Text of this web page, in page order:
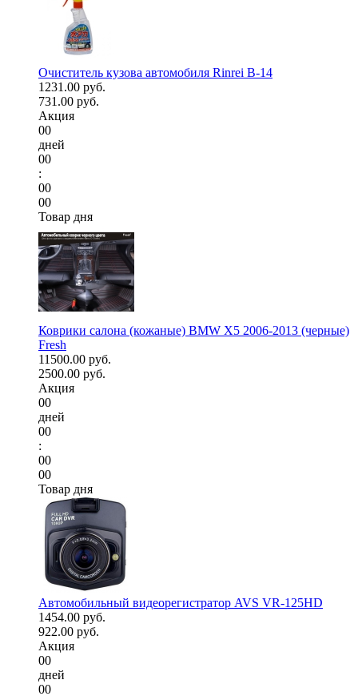
Очиститель кузова автомобиля Rinrei B-14
1231.00 руб.
731.00 руб.
Акция
00
дней
00
:
00
00
Товар дня
Коврики салона (кожаные) BMW X5 2006-2013 (черные)
Fresh
11500.00 руб.
2500.00 руб.
Акция
00
дней
00
:
00
00
Товар дня
Автомобильный видеорегистратор AVS VR-125HD
1454.00 руб.
922.00 руб.
Акция
00
дней
00